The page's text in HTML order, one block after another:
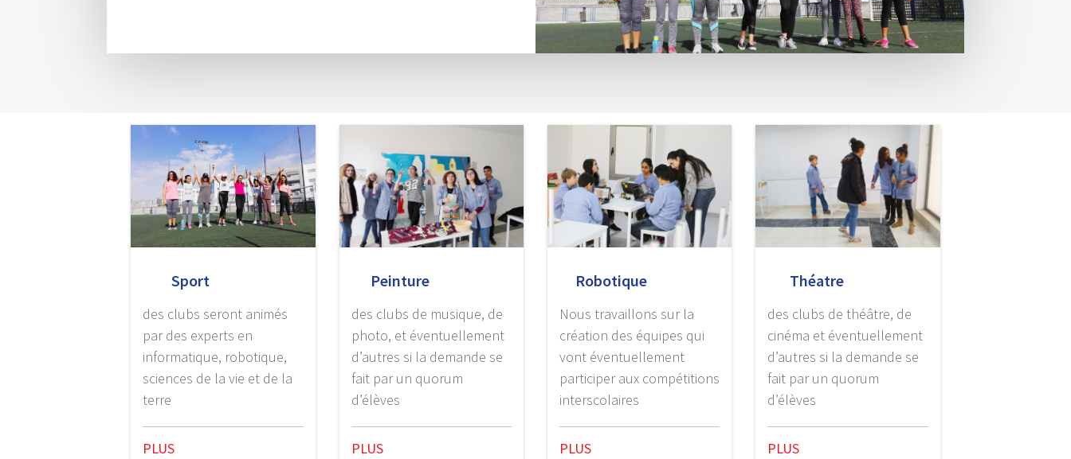
Sport
des clubs seront animés
par des experts en
informatique, robotique,
sciences de la vie et de la
terre
PLUS
Peinture
des clubs de musique, de
photo, et éventuellement
d’autres si la demande se
fait par un quorum
d’élèves
PLUS
Robotique
Nous travaillons sur la
création des équipes qui
vont éventuellement
participer aux compétitions
interscolaires
PLUS
Théatre
des clubs de théâtre, de
cinéma et éventuellement
d’autres si la demande se
fait par un quorum
d’élèves
PLUS